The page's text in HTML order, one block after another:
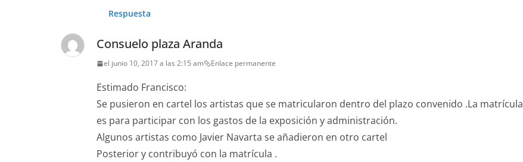
Respuesta
Consuelo plaza Aranda
el junio 10, 2017 a las 2:15 am Enlace permanente
Estimado Francisco:
Se pusieron en cartel los artistas que se matricularon dentro del plazo convenido .La matrícula
es para participar con los gastos de la exposición y administración.
Algunos artistas como Javier Navarta se añadieron en otro cartel
Posterior y contribuyó con la matrícula .